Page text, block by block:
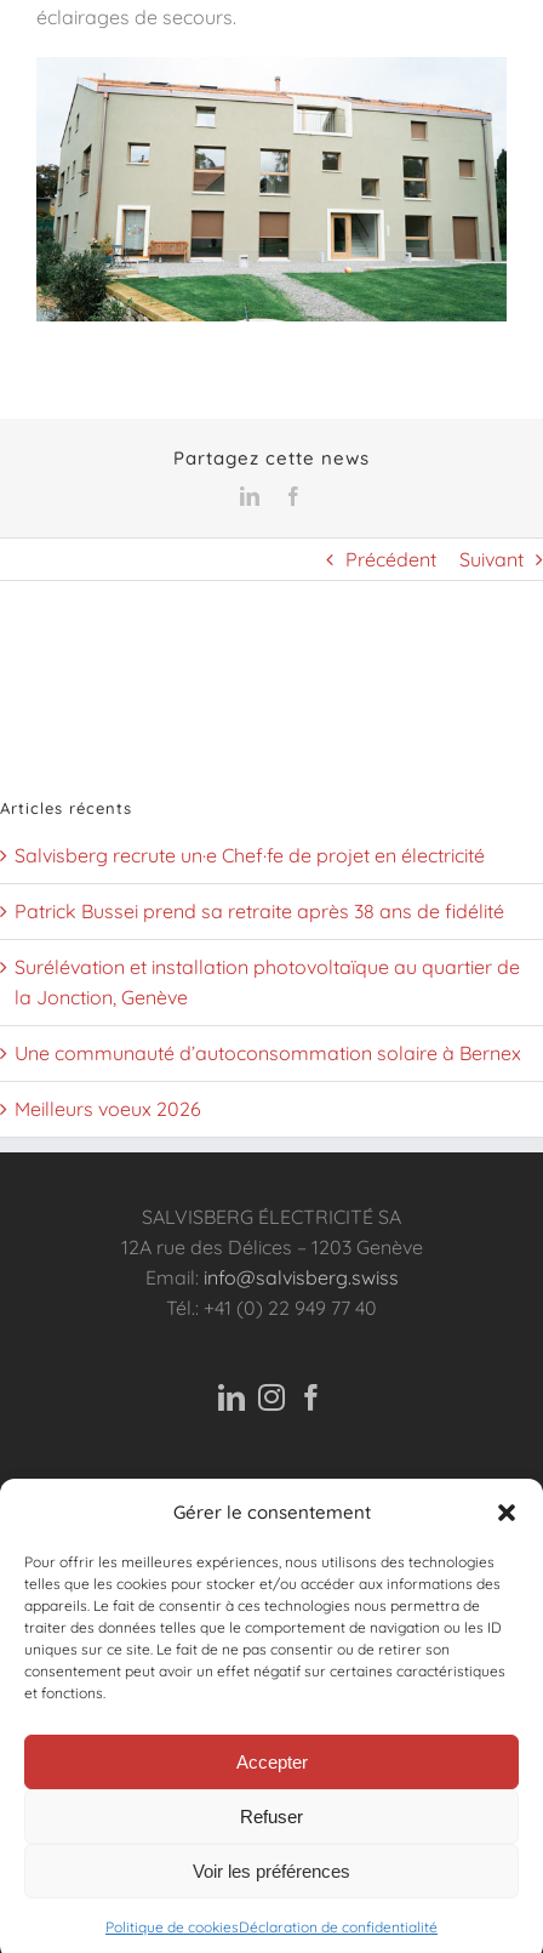
Gérer le consentement
Pour offrir les meilleures expériences, nous utilisons des technologies
telles que les cookies pour stocker et/ou accéder aux informations des
appareils. Le fait de consentir à ces technologies nous permettra de
traiter des données telles que le comportement de navigation ou les ID
uniques sur ce site. Le fait de ne pas consentir ou de retirer son
consentement peut avoir un effet négatif sur certaines caractéristiques
et fonctions.
Accepter
Refuser
Voir les préférences
Politique de cookiesDéclaration de confidentialité
Précédent Suivant
éclairages de secours.
Partagez cette news
LinkedIn
Articles récents
Salvisberg recrute un·e Chef·fe de projet en électricité
Patrick Bussei prend sa retraite après 38 ans de fidélité
Surélévation et installation photovoltaïque au quartier de
la Jonction, Genève
Une communauté d’autoconsommation solaire à Bernex
Meilleurs voeux 2026
SALVISBERG ÉLECTRICITÉ SA
12A rue des Délices – 1203 Genève
Email: info@salvisberg.swiss
Tél.: +41 (0) 22 949 77 40
ASSISTANCE
Inscrivez-vous à notre newlsletter
Email:
Magazine page Actualités : ABB review 04/2018 |
Communication